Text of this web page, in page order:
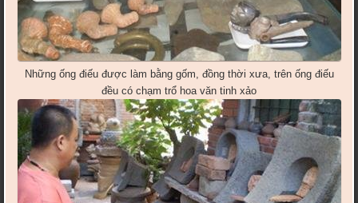
Những ống điếu được làm bằng gốm, đồng thời xưa, trên ống điếu
đều có chạm trổ hoa văn tinh xảo